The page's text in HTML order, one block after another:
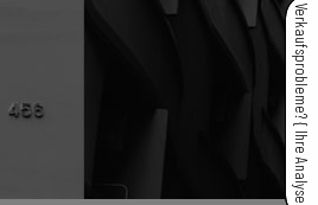
Verkaufsprobleme? { Ihre Analyse }